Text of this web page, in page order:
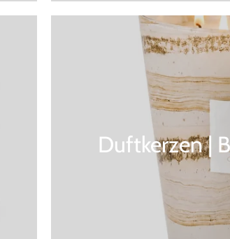
Duftkerzen |